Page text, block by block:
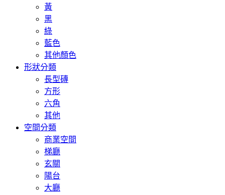
黃
黑
綠
藍色
其他顏色
形狀分類
長型磚
方形
六角
其他
空間分類
商業空間
梯廳
玄關
陽台
大廳